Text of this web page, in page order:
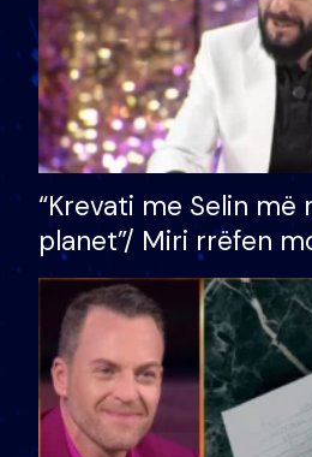
“Krevati me Selin
planet”/ Miri rrëfen
bukura në shtëpinë e
mungojë zilja e